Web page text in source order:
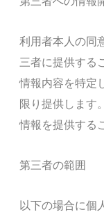
利用者本人の同
三者に提供する
情報内容を特定
限り提供します
情報を提供する
第三者の範囲
以下の場合に個